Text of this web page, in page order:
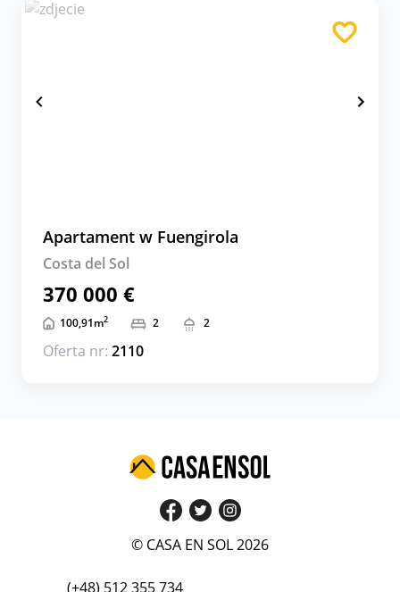
Apartament w Fuengirola
Costa del Sol
370 000 €
100,91m2 2 2
Oferta nr: 2110
© CASA EN SOL 2026
(+48) 512 355 734